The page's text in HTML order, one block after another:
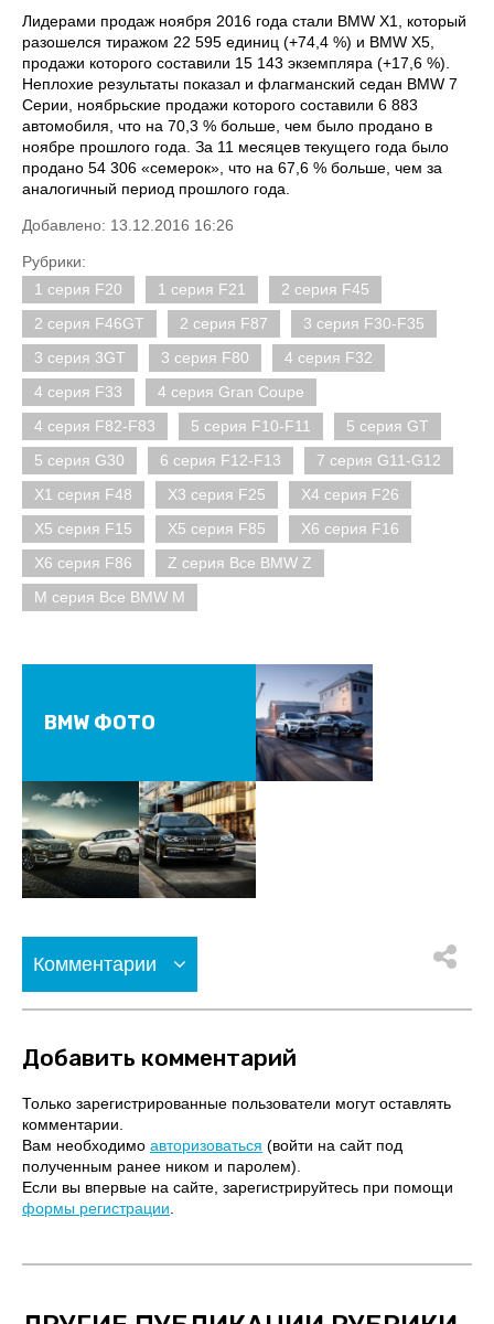
Лидерами продаж ноября 2016 года стали BMW X1, который
разошелся тиражом 22 595 единиц (+74,4 %) и BMW X5,
продажи которого составили 15 143 экземпляра (+17,6 %).
Неплохие результаты показал и флагманский седан BMW 7
Серии, ноябрьские продажи которого составили 6 883
автомобиля, что на 70,3 % больше, чем было продано в
ноябре прошлого года. За 11 месяцев текущего года было
продано 54 306 «семерок», что на 67,6 % больше, чем за
аналогичный период прошлого года.
Добавлено: 13.12.2016 16:26
Рубрики:
1 серия F20
1 серия F21
2 серия F45
2 серия F46GT
2 серия F87
3 серия F30-F35
3 серия 3GT
3 серия F80
4 серия F32
4 серия F33
4 серия Gran Coupe
4 серия F82-F83
5 серия F10-F11
5 серия GT
5 серия G30
6 серия F12-F13
7 серия G11-G12
X1 серия F48
X3 серия F25
X4 серия F26
X5 серия F15
X5 серия F85
X6 серия F16
X6 серия F86
Z серия Все BMW Z
M серия Все BMW M
BMW ФОТО
Комментарии
Добавить комментарий
Только зарегистрированные пользователи могут оставлять
комментарии.
Вам необходимо авторизоваться (войти на сайт под
полученным ранее ником и паролем).
Если вы впервые на сайте, зарегистрируйтесь при помощи
формы регистрации